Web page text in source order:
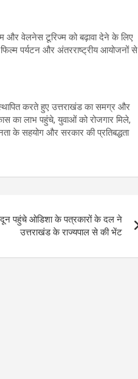
और वेलनेस टूरिज्म को बढ़ावा देने के लिए
पर्यटन और अंतरराष्ट्रीय आयोजनों से
करते हुए उत्तराखंड का समग्र और
का लाभ पहुंचे, युवाओं को रोजगार मिले,
के सहयोग और सरकार की प्रतिबद्धता
पहुंचे ओडिशा के पत्रकारों के दल ने
उत्तराखंड के राज्यपाल से की भेंट